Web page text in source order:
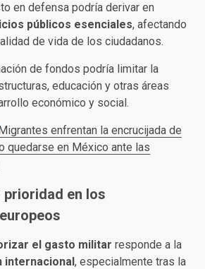
en defensa podría derivar en
públicos esenciales, afectando
de vida de los ciudadanos.
de fondos podría limitar la
educación y otras áreas
económico y social.
enfrentan la encrucijada de
quedarse en México ante las
prioridad en los
el gasto militar responde a la
internacional, especialmente tras la